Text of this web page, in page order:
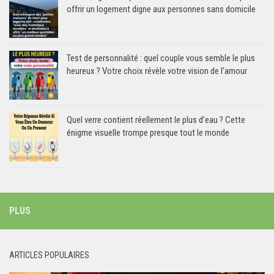
offrir un logement digne aux personnes sans domicile
Test de personnalité : quel couple vous semble le plus
heureux ? Votre choix révèle votre vision de l’amour
Quel verre contient réellement le plus d’eau ? Cette
énigme visuelle trompe presque tout le monde
PLUS
ARTICLES POPULAIRES